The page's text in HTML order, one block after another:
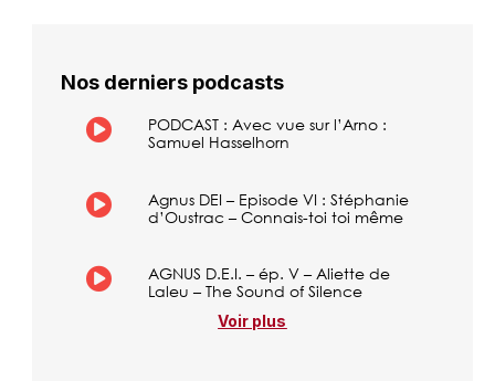
Nos derniers podcasts
PODCAST : Avec vue sur l’Arno :
Samuel Hasselhorn
Agnus DEI – Episode VI : Stéphanie
d’Oustrac – Connais-toi toi même
AGNUS D.E.I. – ép. V – Aliette de
Laleu – The Sound of Silence
Voir plus